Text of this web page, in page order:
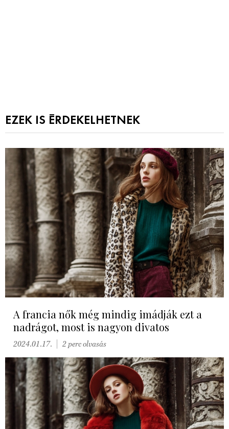
EZEK IS ÉRDEKELHETNEK
A francia nők még mindig imádják ezt a
nadrágot, most is nagyon divatos
2024.01.17. 2 perc olvasás